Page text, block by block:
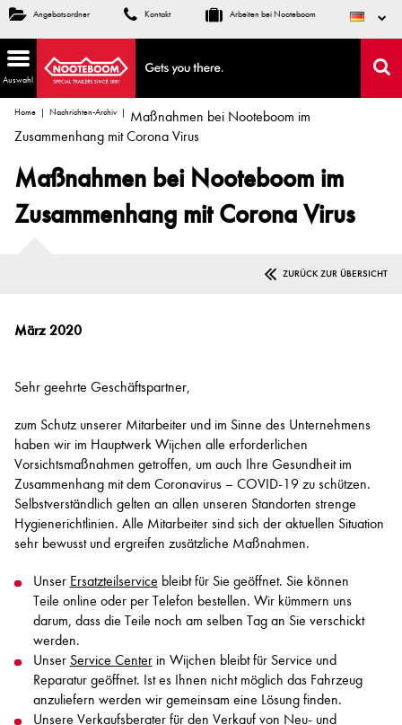
Angebotsordner Kontakt Arbeiten bei Nooteboom
Auswahl
Home Nachrichten-Archiv
Maßnahmen bei Nooteboom im
Zusammenhang mit Corona Virus
Maßnahmen bei Nooteboom im
Zusammenhang mit Corona Virus
ZURÜCK ZUR ÜBERSICHT
März 2020
Sehr geehrte Geschäftspartner,
zum Schutz unserer Mitarbeiter und im Sinne des Unternehmens
haben wir im Hauptwerk Wijchen alle erforderlichen
Vorsichtsmaßnahmen getroffen, um auch Ihre Gesundheit im
Zusammenhang mit dem Coronavirus – COVID-19 zu schützen.
Selbstverständlich gelten an allen unseren Standorten strenge
Hygienerichtlinien. Alle Mitarbeiter sind sich der aktuellen Situation
sehr bewusst und ergreifen zusätzliche Maßnahmen.
Unser Ersatzteilservice bleibt für Sie geöffnet. Sie können
Teile online oder per Telefon bestellen. Wir kümmern uns
darum, dass die Teile noch am selben Tag an Sie verschickt
werden.
Unser Service Centerin Wijchen bleibt für Service und
Reparatur geöffnet. Ist es Ihnen nicht möglich das Fahrzeug
anzuliefern werden wir gemeinsam eine Lösung finden.
Unsere Verkaufsberater für den Verkauf von Neu- und